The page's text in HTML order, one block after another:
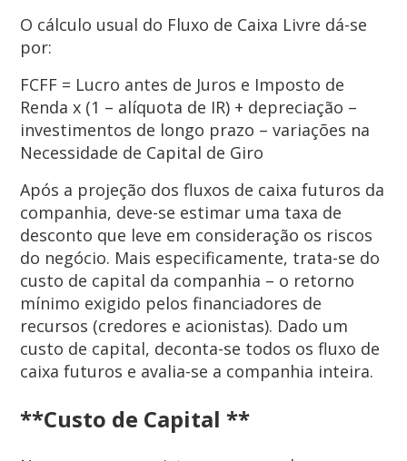
O cálculo usual do Fluxo de Caixa Livre dá-se
por:
FCFF = Lucro antes de Juros e Imposto de
Renda x (1 – alíquota de IR) + depreciação –
investimentos de longo prazo – variações na
Necessidade de Capital de Giro
Após a projeção dos fluxos de caixa futuros da
companhia, deve-se estimar uma taxa de
desconto que leve em consideração os riscos
do negócio. Mais especificamente, trata-se do
custo de capital da companhia – o retorno
mínimo exigido pelos financiadores de
recursos (credores e acionistas). Dado um
custo de capital, deconta-se todos os fluxo de
caixa futuros e avalia-se a companhia inteira.
**Custo de Capital **